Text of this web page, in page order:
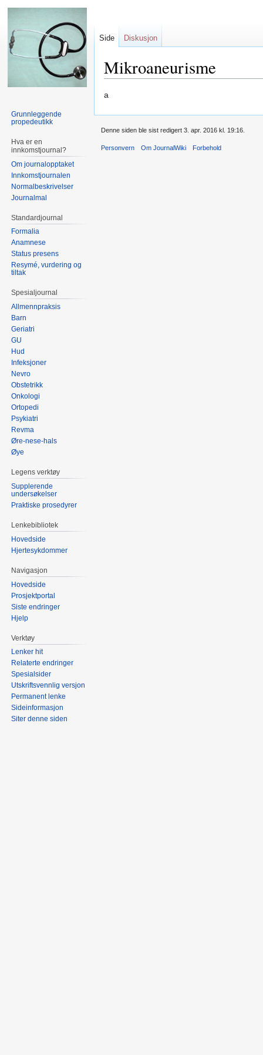
Mikroaneurisme
Hopp
Hopp
a
Side Diskusjon
Grunnleggende
propedeutikk
Hva er en
innkomstjournal?
Om journalopptaket
Innkomstjournalen
Normalbeskrivelser
Journalmal
Standardjournal
Formalia
Anamnese
Status presens
Resymé, vurdering og
tiltak
Spesialjournal
Allmennpraksis
Barn
Geriatri
GU
Hud
Infeksjoner
Nevro
Obstetrikk
Onkologi
Ortopedi
Psykiatri
Revma
Øre-nese-hals
Øye
Legens verktøy
Supplerende
undersøkelser
Praktiske prosedyrer
Lenkebibliotek
Hovedside
Hjertesykdommer
Navigasjon
Hovedside
Prosjektportal
Siste endringer
Hjelp
Verktøy
Lenker hit
Relaterte endringer
Spesialsider
Utskriftsvennlig versjon
Permanent lenke
Sideinformasjon
Siter denne siden
Denne siden ble sist redigert 3. apr. 2016 kl. 19:16.
Personvern Om JournalWiki Forbehold